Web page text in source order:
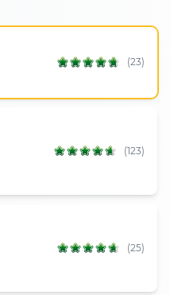
(23)
(123)
(25)